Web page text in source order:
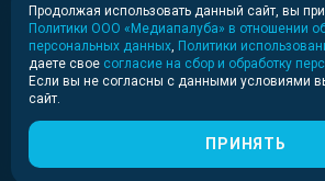
Медиакит
Медиакит для печати
Политика конфиденциальности
© 2020-2026 Информационное
Продолжая использовать данный сайт, вы
Политики ООО «Медиапалуба» в отношении
персональных данных Политики
даете свое согласие на сбор и обработку
Если вы не согласны с данными условиями
сайт.
ПРИНЯТЬ